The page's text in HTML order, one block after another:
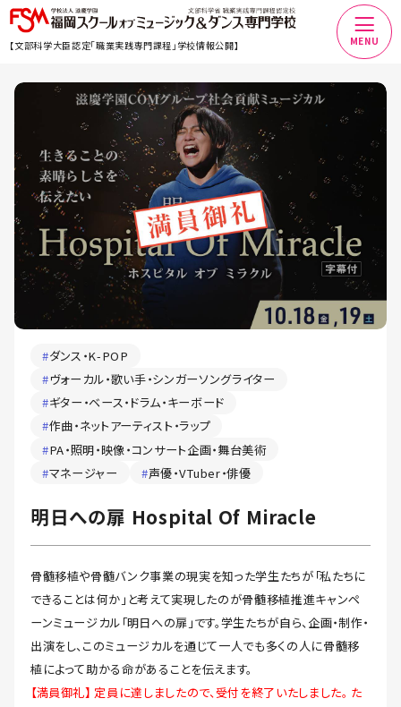
【文部科学大臣認定「職業実践専門課程」学校情報公開】 MENU
#ダンス・K-POP
#ヴォーカル・歌い手・シンガーソングライター
#ギター・ベース・ドラム・キーボード
#作曲・ネットアーティスト・ラップ
#PA・照明・映像・コンサート企画・舞台美術
#マネージャー #声優・VTuber・俳優
明日への扉 Hospital Of Miracle
骨髄移植や骨髄バンク事業の現実を知った学生たちが「私たちに
できることは何か」と考えて実現したのが骨髄移植推進キャンペ
ーンミュージカル「明日への扉」です。学生たちが自ら、企画・制作・
出演をし、このミュージカルを通じて一人でも多くの人に骨髄移
植によって助かる命があることを伝えます。
【満員御礼】 定員に達しましたので、受付を終了いたしました。 た